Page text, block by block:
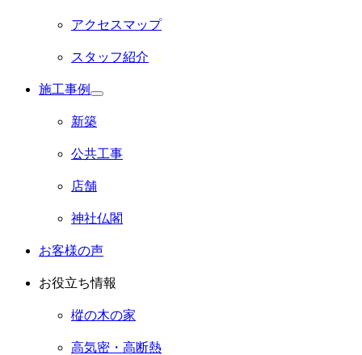
アクセスマップ
スタッフ紹介
施工事例
サ
メ
ュ
を
開
新築
公共工事
店舗
神社仏閣
お客様の声
お役立ち情報
樅の木の家
高気密・高断熱